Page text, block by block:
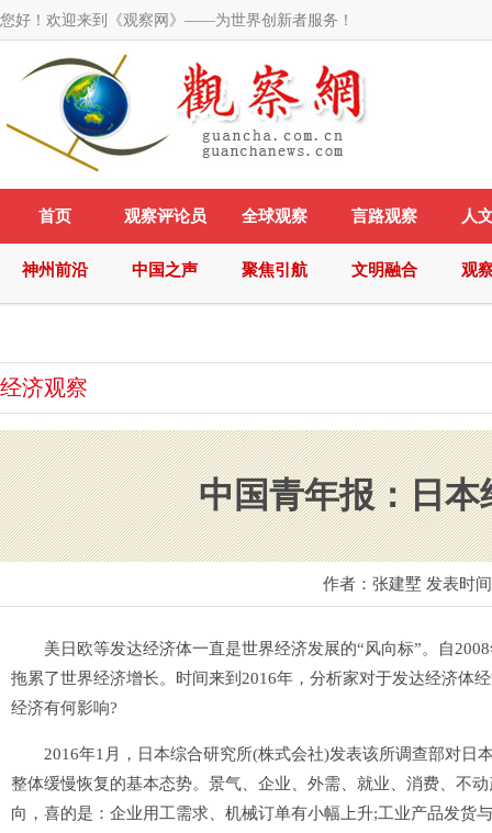
您好！欢迎来到《观察网》——为世界创新者服务！
首页 观察评论员 全球观察 言路观察 人
神州前沿 中国之声 聚焦引航 文明融合 观
经济观察
中国青年报：日
作者：张建墅 发表时
美日欧等发达经济体一直是世界经济发展的“风向标”。自
拖累了世界经济增长。时间来到2016年，分析家对于发达经济体
经济有何影响?
2016年1月，日本综合研究所(株式会社)发表该所调查部对日
整体缓慢恢复的基本态势。景气、企业、外需、就业、消费、不
向，喜的是：企业用工需求、机械订单有小幅上升;工业产品发货